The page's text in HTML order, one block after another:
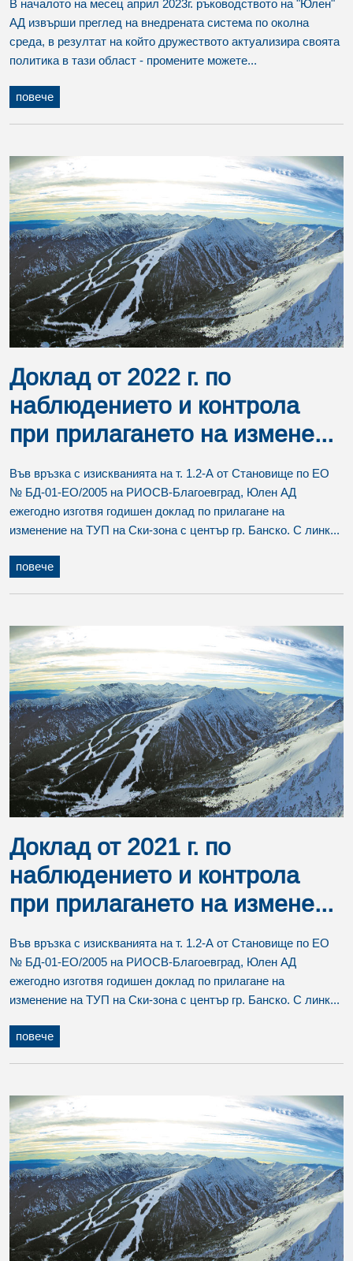
В началото на месец април 2023г. ръководството на "Юлен"
АД извърши преглед на внедрената система по околна
среда, в резултат на който дружеството актуализира своята
политика в тази област - промените можете...
повече
Доклад от 2022 г. по
наблюдението и контрола
при прилагането на измене...
Във връзка с изискванията на т. 1.2-А от Становище по ЕО
№ БД-01-ЕО/2005 на РИОСВ-Благоевград, Юлен АД
ежегодно изготвя годишен доклад по прилагане на
изменение на ТУП на Ски-зона с център гр. Банско. С линк...
повече
Доклад от 2021 г. по
наблюдението и контрола
при прилагането на измене...
Във връзка с изискванията на т. 1.2-А от Становище по ЕО
№ БД-01-ЕО/2005 на РИОСВ-Благоевград, Юлен АД
ежегодно изготвя годишен доклад по прилагане на
изменение на ТУП на Ски-зона с център гр. Банско. С линк...
повече